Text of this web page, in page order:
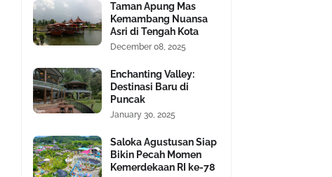
Taman Apung Mas
Kemambang Nuansa
Asri di Tengah Kota
December 08, 2025
Enchanting Valley:
Destinasi Baru di
Puncak
January 30, 2025
Saloka Agustusan Siap
Bikin Pecah Momen
Kemerdekaan RI ke-78